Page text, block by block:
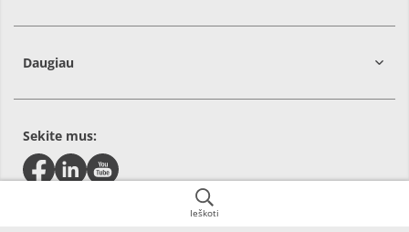
Ieškoti
Daugiau
Sekite mus: